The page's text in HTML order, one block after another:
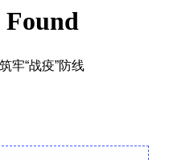
牢“战疫”防线